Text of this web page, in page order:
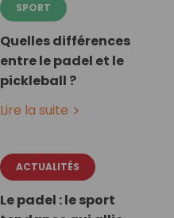
SPORT
Quelles différences
entre le padel et le
pickleball ?
Lire la suite
ACTUALITÉS
Le padel : le sport